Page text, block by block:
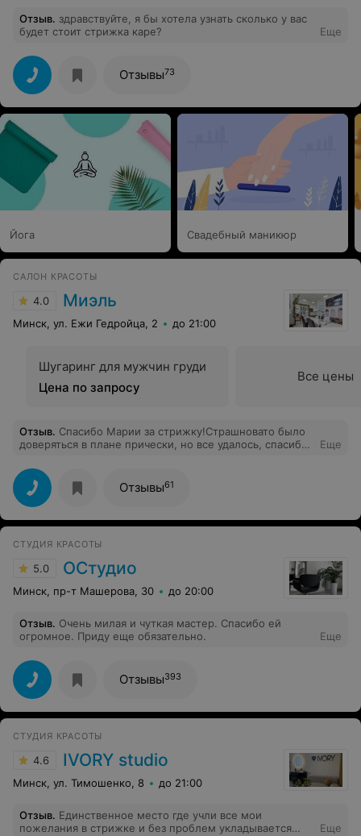
Отзыв. здравствуйте, я бы хотела узнать сколько у вас
будет стоит стрижка каре?
Еще
Отзывы73
Йога Свадебный маникюр
САЛОН КРАСОТЫ
4.0 Миэль
Минск, ул. Ежи Гедройца, 2 до 21:00
Шугаринг для мужчин груди
Цена по запросу
Все цены
Отзыв. Спасибо Марии за стрижку!Страшновато было
доверяться в плане прически, но все удалось, спасибо
Еще
Отзывы61
СТУДИЯ КРАСОТЫ
5.0 ОСтудио
Минск, пр-т Машерова, 30 до 20:00
Отзыв. Очень милая и чуткая мастер. Спасибо ей
огромное. Приду еще обязательно.
Еще
Отзывы393
СТУДИЯ КРАСОТЫ
4.6 IVORY studio
Минск, ул. Тимошенко, 8 до 21:00
Отзыв. Единственное место где учли все мои
пожелания в стрижке и без проблем укладывается
Еще